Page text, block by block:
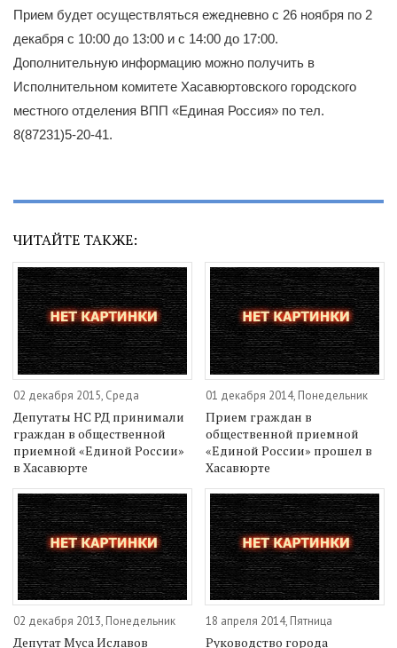
Прием будет осуществляться ежедневно с 26 ноября по 2
декабря с 10:00 до 13:00 и с 14:00 до 17:00.
Дополнительную информацию можно получить в
Исполнительном комитете Хасавюртовского городского
местного отделения ВПП «Единая Россия» по тел.
8(87231)5-20-41.
ЧИТАЙТЕ ТАКЖЕ:
02 декабря 2015, Среда
Депутаты НС РД принимали
граждан в общественной
приемной «Единой России»
в Хасавюрте
01 декабря 2014, Понедельник
Прием граждан в
общественной приемной
«Единой России» прошел в
Хасавюрте
02 декабря 2013, Понедельник
Депутат Муса Иславов
18 апреля 2014, Пятница
Руководство города